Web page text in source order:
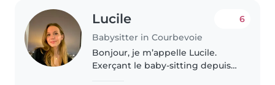
Lucile
Babysitter in Courbevoie
6
Bonjour, je m’appelle Lucile.
Exerçant le baby-sitting depuis